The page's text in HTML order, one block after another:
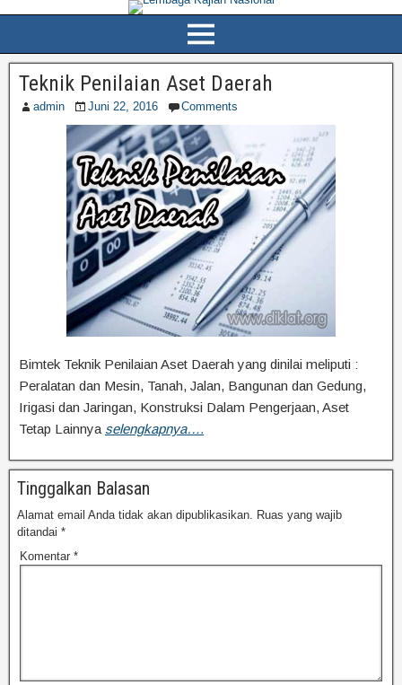
Teknik Penilaian Aset Daerah
admin Juni 22, 2016 Comments
Bimtek Teknik Penilaian Aset Daerah yang dinilai meliputi :
Peralatan dan Mesin, Tanah, Jalan, Bangunan dan Gedung,
Irigasi dan Jaringan, Konstruksi Dalam Pengerjaan, Aset
Tetap Lainnya selengkapnya….
Tinggalkan Balasan
Alamat email Anda tidak akan dipublikasikan. Ruas yang wajib
ditandai *
Komentar *